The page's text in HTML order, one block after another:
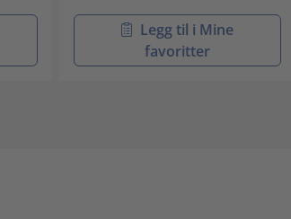
Legg til i Mine
favoritter